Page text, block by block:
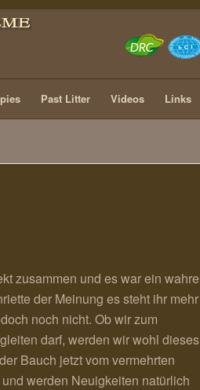
Past Litter Videos Links
zusammen und es war ein wahre
der Meinung es steht ihr mehr
noch nicht. Ob wir zum
darf, werden wir wohl dieses
Bauch jetzt vom vermehrten
werden Neuigkeiten natürlich